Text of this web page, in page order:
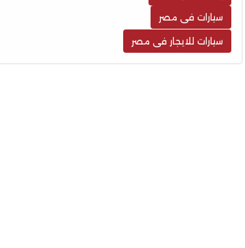
سيارات فى مصر
سيارات للايجار فى مصر